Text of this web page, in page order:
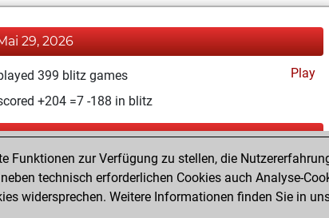
29, 2026
399 blitz games
Play
+204 =7 -188 in blitz
April 25, 2020
1 bullet games
Play
+1 =0 -0 in bullet
zur Verfügung zu stellen, die
technisch erforderlichen Cookies auch Analyse-
widersprechen. Weitere Informationen finden Sie in